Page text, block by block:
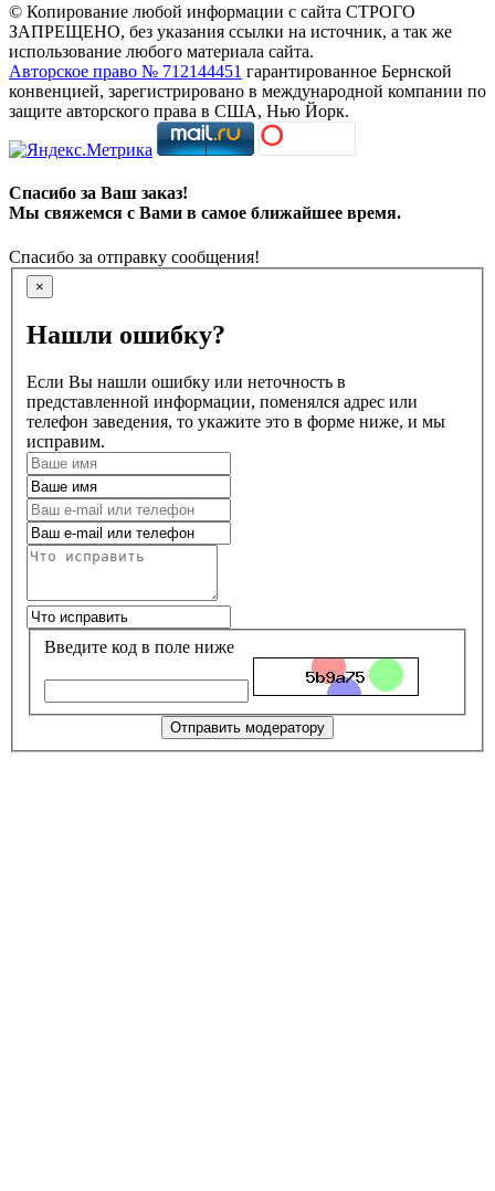
© Копирование любой информации с сайта СТРОГО
ЗАПРЕЩЕНО, без указания ссылки на источник, а так же
использование любого материала сайта.
Авторское право № 712144451 гарантированное Бернской
конвенцией, зарегистрировано в международной компании по
защите авторского права в США, Нью Йорк.
Спасибо за Ваш заказ!
Мы свяжемся с Вами в самое ближайшее время.
Спасибо за отправку сообщения!
×
Нашли ошибку?
Если Вы нашли ошибку или неточность в
представленной информации, поменялся адрес или
телефон заведения, то укажите это в форме ниже, и мы
исправим.
Введите код в поле ниже
Отправить модератору